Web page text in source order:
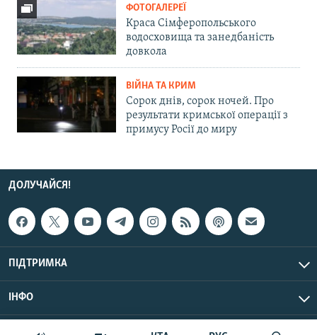
ФОТОГАЛЕРЕЇ
Краса Сімферопольського
водосховища та занедбаність
довкола
ВІЙНА ТА КРИМ
Сорок днів, сорок ночей. Про
результати кримської операції з
примусу Росії до миру
ДОЛУЧАЙСЯ!
ПІДТРИМКА
ІНФО